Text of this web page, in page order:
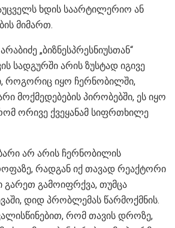
ხდის საარტილერიო ან
მიმართ.
„ბიზნესპრესნიუსთან“
სადგურში არის ზუსტად იგივე
როგორიც იყო ჩერნობილში,
მოქმედებების პირობებში, ეს იყო
ორივე ქვეყანამ სიფრთხილე
არ არის ჩერნობილის
რადგან იქ თავად რეაქტორი
გარეთ გამოიფრქვა, თუმცა
დიდ პრობლემას წარმოქმნის.
რომ თავის დროზე,